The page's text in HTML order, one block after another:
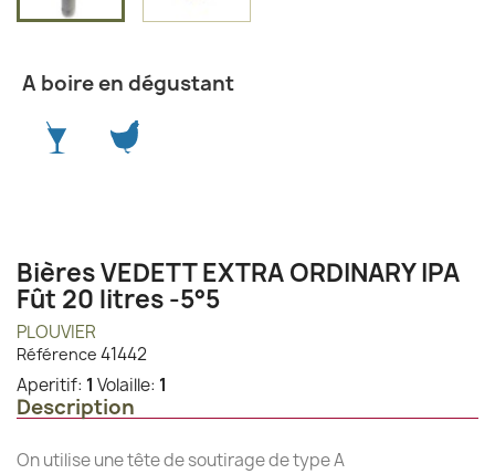
A boire en dégustant
Bières VEDETT EXTRA ORDINARY IPA
Fût 20 litres -5°5
PLOUVIER
Référence 41442
Aperitif: 1 Volaille: 1
Description
On utilise une tête de soutirage de type A